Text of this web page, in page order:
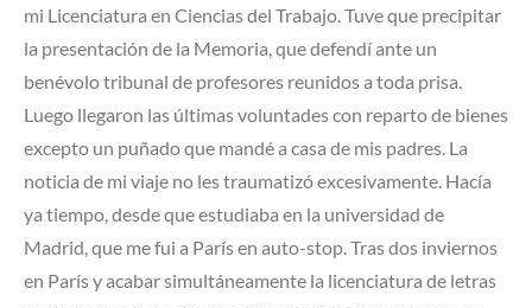
mi Licenciatura en Ciencias del Trabajo. Tuve que precipitar
la presentación de la Memoria, que defendí ante un
benévolo tribunal de profesores reunidos a toda prisa.
Luego llegaron las últimas voluntades con reparto de bienes
excepto un puñado que mandé a casa de mis padres. La
noticia de mi viaje no les traumatizó excesivamente. Hacía
ya tiempo, desde que estudiaba en la universidad de
Madrid, que me fui a París en auto-stop. Tras dos inviernos
en París y acabar simultáneamente la licenciatura de letras